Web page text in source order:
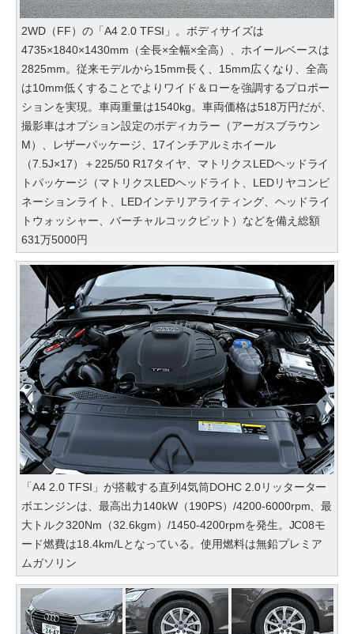
2WD（FF）の「A4 2.0 TFSI」。ボディサイズは
4735×1840×1430mm（全長×全幅×全高）、ホイールベースは
2825mm。従来モデルから15mm長く、15mm広くなり、全高
は10mm低くすることでよりワイド＆ローを強調するプロポー
ションを実現。車両重量は1540kg。車両価格は518万円だが、
撮影車はオプション設定のボディカラー（アーガスブラウン
M）、レザーパッケージ、17インチアルミホイール
（7.5J×17）＋225/50 R17タイヤ、マトリクスLEDヘッドライ
トパッケージ（マトリクスLEDヘッドライト、LEDリヤコンビ
ネーションライト、LEDインテリアライティング、ヘッドライ
トウォッシャー、バーチャルコックピット）などを備え総額
631万5000円
「A4 2.0 TFSI」が搭載する直列4気筒DOHC 2.0リッターター
ボエンジンは、最高出力140kW（190PS）/4200-6000rpm、最
大トルク320Nm（32.6kgm）/1450-4200rpmを発生。JC08モ
ード燃費は18.4km/Lとなっている。使用燃料は無鉛プレミア
ムガソリン